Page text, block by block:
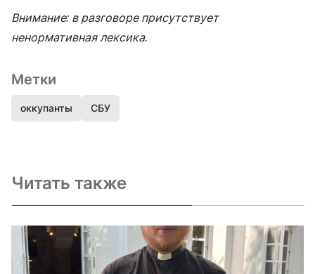
Внимание: в разговоре присутствует
ненормативная лексика.
Метки
оккупанты СБУ
Читать также